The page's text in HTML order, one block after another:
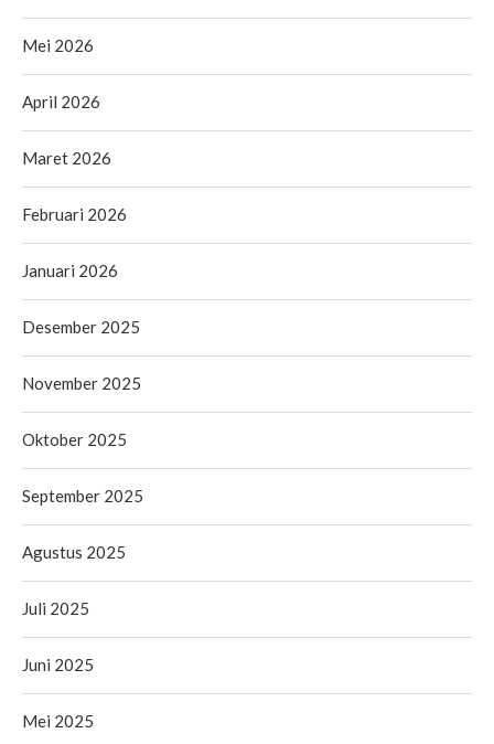
Mei 2026
April 2026
Maret 2026
Februari 2026
Januari 2026
Desember 2025
November 2025
Oktober 2025
September 2025
Agustus 2025
Juli 2025
Juni 2025
Mei 2025